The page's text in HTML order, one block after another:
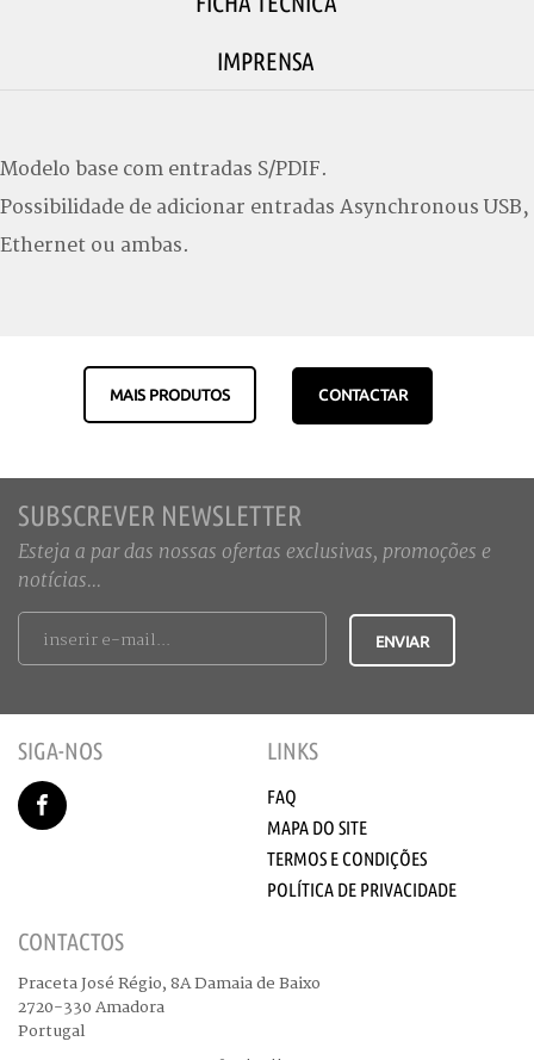
IMPRENSA
Modelo base com entradas S/PDIF.
Possibilidade de adicionar entradas Asynchronous USB,
Ethernet ou ambas.
MAIS PRODUTOS CONTACTAR
SUBSCREVER NEWSLETTER
Esteja a par das nossas ofertas exclusivas, promoções e
notícias...
SIGA-NOS LINKS
FAQ
MAPA DO SITE
TERMOS E CONDIÇÕES
POLÍTICA DE PRIVACIDADE
CONTACTOS
Praceta José Régio, 8A Damaia de Baixo
2720-330 Amadora
Portugal